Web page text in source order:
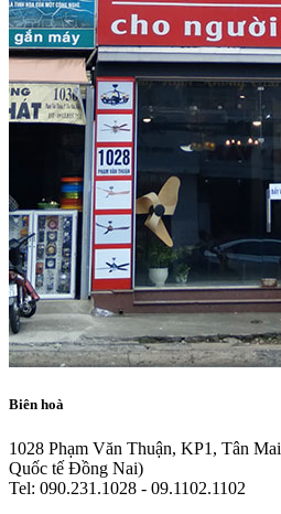
Biên hoà
1028 Phạm Văn Thuận, KP1, Tân
Quốc tế Đồng Nai)
Tel: 090.231.1028 - 09.1102.1102